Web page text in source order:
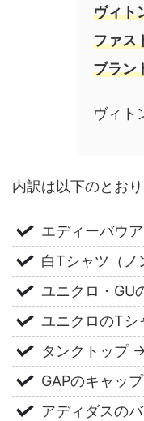
ヴィト
ファス
ブラン
ヴィト
内訳は以下のとおり
エディーバウ
白Tシャツ（
ユニクロ・GU
ユニクロのT
タンクトップ
GAPのキャッ
アディダスの